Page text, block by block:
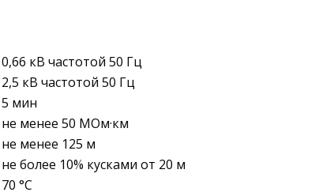
0,66 кВ частотой 50 Гц
2,5 кВ частотой 50 Гц
5 мин
не менее 50 МОм·км
не менее 125 м
не более 10% кусками от 20 м
70 °C